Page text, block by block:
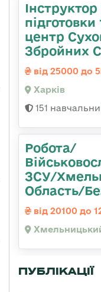
центр
Збройних
від 25000 до
Харків
151
Робота/
ЗСУ/
Область/
від 20100 до
ПУБЛІКАЦІЇ